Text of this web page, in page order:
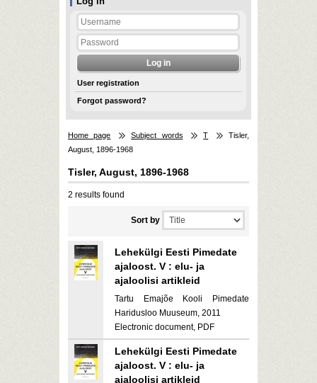
User registration
Forgot password?
Home page Subject words T
Tisler,
August, 1896-1968
Tisler, August, 1896-1968
2 results found
Sort by
Lehekülgi Eesti Pimedate
ajaloost. V : elu- ja
ajaloolisi artikleid
Tartu Emajõe Kooli Pimedate
Haridusloo Muuseum, 2011
Electronic document, PDF
Lehekülgi Eesti Pimedate
ajaloost. V : elu- ja
ajaloolisi artikleid